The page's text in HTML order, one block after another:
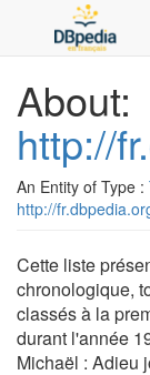
About:
http://
An Entity of Type :
http://
Cette liste
chronologique,
classés à la
durant l'année
Michaël : Adieu